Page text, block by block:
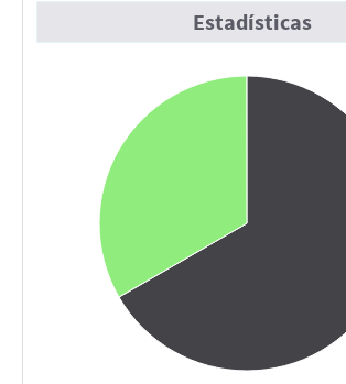
Estadísticas